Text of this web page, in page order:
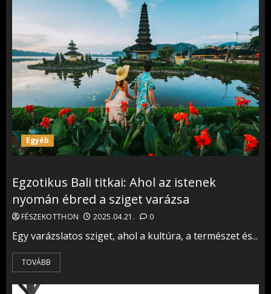
Egyéb
Egzotikus Bali titkai: Ahol az istenek
nyomán ébred a sziget varázsa
FÉSZEKOTTHON 2025.04.21. 0
Egy varázslatos sziget, ahol a kultúra, a természet és...
TOVÁBB